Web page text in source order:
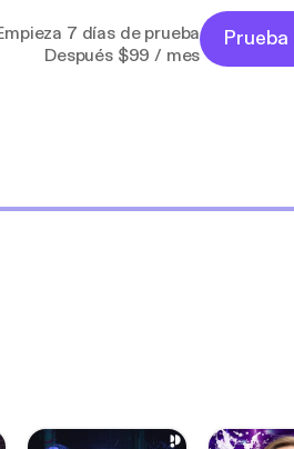
7 días de prueba
Después $99 / mes